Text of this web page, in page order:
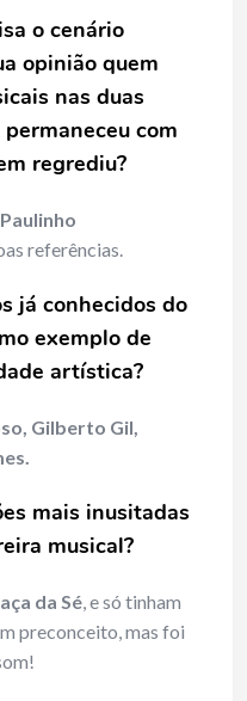
o cenário
opinião quem
nas duas
com
regrediu?
Paulinho
referências.
já conhecidos do
exemplo de
artística?
Gilberto Gil,
mais inusitadas
musical?
da Sé, e só tinham
preconceito, mas foi